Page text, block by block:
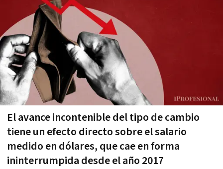
El avance incontenible del tipo de cambio
tiene un efecto directo sobre el salario
medido en dólares, que cae en forma
ininterrumpida desde el año 2017